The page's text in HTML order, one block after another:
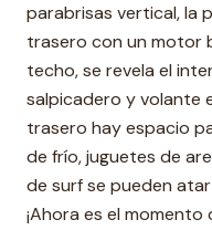
parabrisas vertical, la
trasero con un motor
techo, se revela el
salpicadero y volante
trasero hay espacio
de frío, juguetes de
de surf se pueden
¡Ahora es el momento